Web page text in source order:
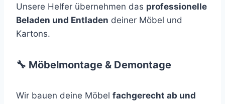
Unsere Helfer übernehmen das professionelle
Beladen und Entladen deiner Möbel und
Kartons.
🔧 Möbelmontage & Demontage
Wir bauen deine Möbel fachgerecht ab und